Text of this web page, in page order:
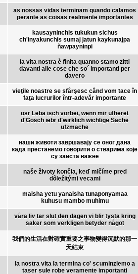
as nossas vidas terminam quando calamos
perante as coisas realmente importantes
kausayninchis tukukun sichus
ch'inyakunchis sumaj jatun kaykunajpa
ñawpayninpi
la vita nostra è finita quanno stamo zitti
davanti alle cose che so´ importanti per
davero
vieţile noastre se sfârşesc când vom tace în
faţa lucrurilor într-adevăr importante
osr Leba isch vorbei, wenn mir ufheret
d'Gosch iebr d'wirklich wichtige Sache
ufzmache
наши животи завршавају се оног дана
када престанемо говорити о стварима које
су заиста важне
naše životy končia, keď mlčíme pred
dôležitými vecami
maisha yetu yanaisha tunaponyamaa
kuhusu mambo muhimu
våra liv tar slut den dagen vi blir tysta kring
saker som verkligen betyder något
我們的生活在對確實重要之事物變得沉默的那一
天結束
la nostra vita la termina co' scuminziemo a
taser sule robe veramente importanti